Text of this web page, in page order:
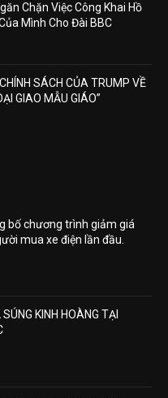
Chặn Việc Công Khai Hồ
Mình Cho Đài BBC
SÁCH CỦA TRUMP VỀ
GIAO MẪU GIÁO”
bố chương trình giảm giá
mua xe điện lần đầu.
KINH HOÀNG TẠI